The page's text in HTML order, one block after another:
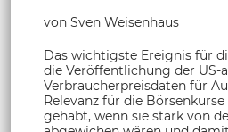
von Sven Weisenhaus
Das wichtigste Ereignis für
die Veröffentlichung der US-
Verbraucherpreisdaten für
Relevanz für die
gehabt, wenn sie stark von